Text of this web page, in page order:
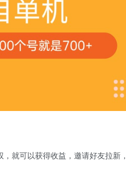
就可以获得收益，邀请好友拉新